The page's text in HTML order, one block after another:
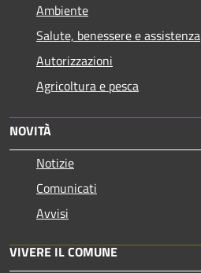
Ambiente
Salute, benessere e assistenza
Autorizzazioni
Agricoltura e pesca
NOVITÀ
Notizie
Comunicati
Avvisi
VIVERE IL COMUNE